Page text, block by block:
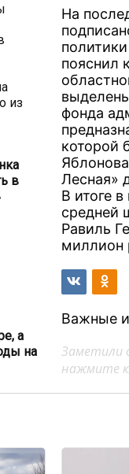
из
в
а
на
На
пояснил
фонда
которой
Лесная»
В итоге
средней
Равиль
миллион
Важные
Заметили
нажмите